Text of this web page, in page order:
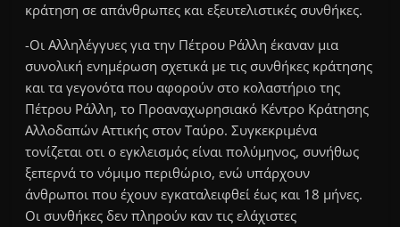
κράτηση σε απάνθρωπες και εξευτελιστικές συνθήκες.
-Οι Αλληλέγγυες για την Πέτρου Ράλλη έκαναν μια
συνολική ενημέρωση σχετικά με τις συνθήκες κράτησης
και τα γεγονότα που αφορούν στο κολαστήριο της
Πέτρου Ράλλη, το Προαναχωρησιακό Κέντρο Κράτησης
Αλλοδαπών Αττικής στον Ταύρο. Συγκεκριμένα
τονίζεται οτι ο εγκλεισμός είναι πολύμηνος, συνήθως
ξεπερνά το νόμιμο περιθώριο, ενώ υπάρχουν
άνθρωποι που έχουν εγκαταλειφθεί έως και 18 μήνες.
Οι συνθήκες δεν πληρούν καν τις ελάχιστες